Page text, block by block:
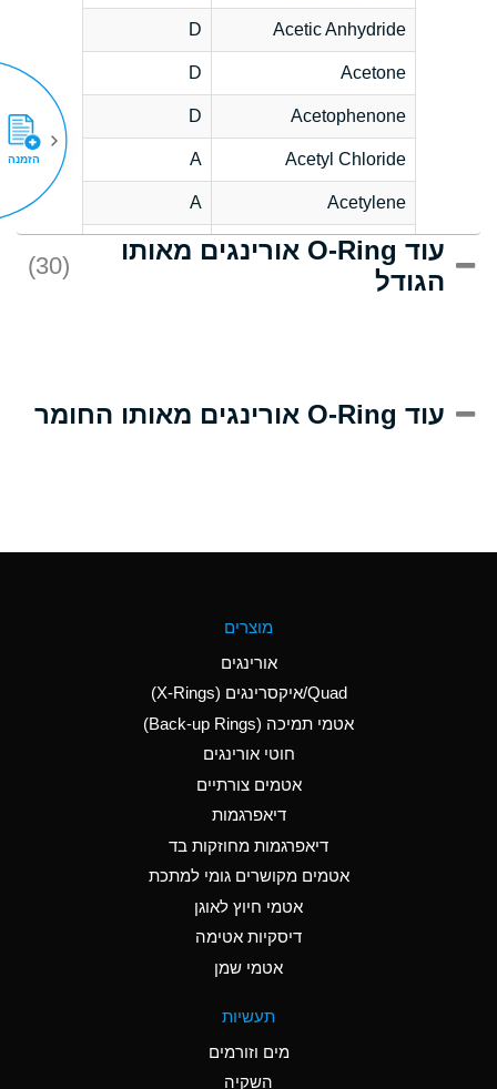
Acetic Anhydride
D
Acetone
D
Acetophenone
D
Acetyl Chloride
A
Acetylene
A
Acrlylonitrile
C
Adipic Acid
(Aqueous)
Aluminum Nitrate
(Aqueous)
Aluminum Phosphate
Ammonia Anhydrous
D
Ammonia Gas (cold)
D
Ammonia Gas (hot)
עוד O-Ring אורינגים מאותו
הגודל
(30)
עוד O-Ring אורינגים מאותו החומר
מוצרים
אורינגים
Quad/איקסרינגים (X-Rings)
אטמי תמיכה (Back-up Rings)
חוטי אורינגים
אטמים צורתיים
דיאפרגמות
דיאפרגמות מחוזקות בד
אטמים מקושרים גומי למתכת
אטמי חיוץ לאוגן
דיסקיות אטימה
אטמי שמן
תעשיות
מים וזורמים
השקיה
הזמנה